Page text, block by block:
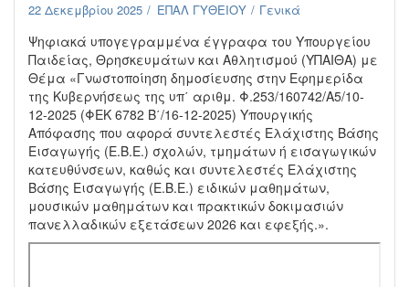
22 Δεκεμβρίου 2025 ΕΠΑΛ ΓΥΘΕΙΟΥ Γενικά
Ψηφιακά υπογεγραμμένα έγγραφα του Υπουργείου
Παιδείας, Θρησκευμάτων και Αθλητισμού (ΥΠΑΙΘΑ) με
Θέμα «Γνωστοποίηση δημοσίευσης στην Εφημερίδα
της Κυβερνήσεως της υπ΄ αριθμ. Φ.253/160742/Α5/10-
12-2025 (ΦΕΚ 6782 Β΄/16-12-2025) Υπουργικής
Απόφασης που αφορά συντελεστές Ελάχιστης Βάσης
Εισαγωγής (Ε.Β.Ε.) σχολών, τμημάτων ή εισαγωγικών
κατευθύνσεων, καθώς και συντελεστές Ελάχιστης
Βάσης Εισαγωγής (Ε.Β.Ε.) ειδικών μαθημάτων,
μουσικών μαθημάτων και πρακτικών δοκιμασιών
πανελλαδικών εξετάσεων 2026 και εφεξής.».